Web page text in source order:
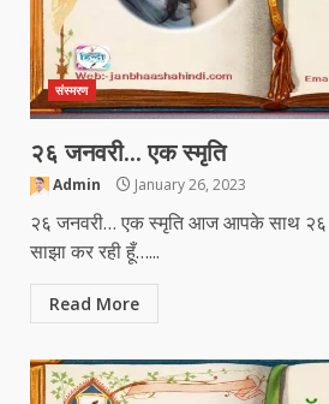
संस्मरण
२६ जनवरी… एक स्मृति
Admin January 26, 2023
२६ जनवरी… एक स्मृति आज आपके साथ २६
साझा कर रही हूँ…...
Read More